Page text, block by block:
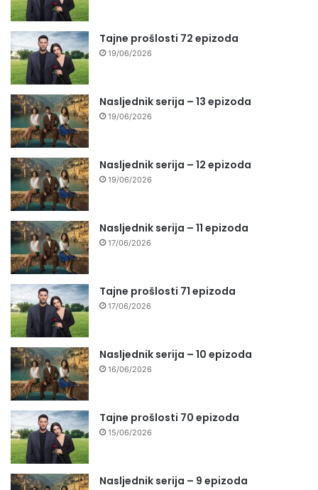
Tajne prošlosti 72 epizoda
19/06/2026
Nasljednik serija – 13 epizoda
19/06/2026
Nasljednik serija – 12 epizoda
19/06/2026
Nasljednik serija – 11 epizoda
17/06/2026
Tajne prošlosti 71 epizoda
17/06/2026
Nasljednik serija – 10 epizoda
16/06/2026
Tajne prošlosti 70 epizoda
15/06/2026
Nasljednik serija – 9 epizoda